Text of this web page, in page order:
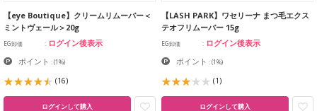
【eye Boutique】クリームリムーバー＜
ミントヴェール＞20g
EG卸価 ログイン後表示
ポイント :(1%)
(16)
ログインして購入
【LASH PARK】ワセリーナ まつ毛エクス
テオフリムーバー 15g
EG卸価 ログイン後表示
ポイント :(1%)
(1)
ログインして購入